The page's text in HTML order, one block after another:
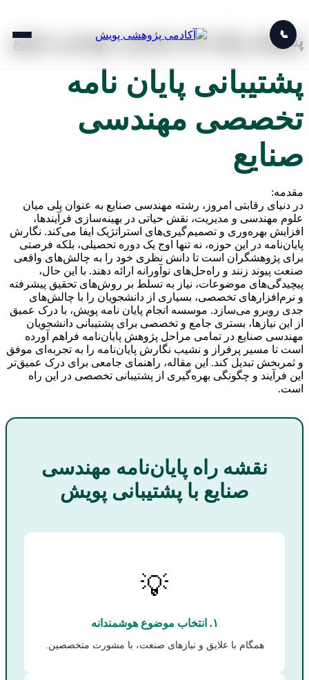
📞
پشتیبانی پایان نامه تخصصی مهندسی صنایع
پشتیبانی پایان نامه
تخصصی مهندسی
صنایع
مقدمه:
در دنیای رقابتی امروز، رشته مهندسی صنایع به عنوان پلی میان
علوم مهندسی و مدیریت، نقش حیاتی در بهینه‌سازی فرآیندها،
افزایش بهره‌وری و تصمیم‌گیری‌های استراتژیک ایفا می‌کند. نگارش
پایان‌نامه در این حوزه، نه تنها اوج یک دوره تحصیلی، بلکه فرصتی
برای پژوهشگران است تا دانش نظری خود را به چالش‌های واقعی
صنعت پیوند زنند و راه‌حل‌های نوآورانه ارائه دهند. با این حال،
پیچیدگی‌های موضوعات، نیاز به تسلط بر روش‌های تحقیق پیشرفته
و نرم‌افزارهای تخصصی، بسیاری از دانشجویان را با چالش‌های
جدی روبرو می‌سازد. موسسه انجام پایان نامه پویش، با درک عمیق
از این نیازها، بستری جامع و تخصصی برای پشتیبانی دانشجویان
مهندسی صنایع در تمامی مراحل پژوهش پایان‌نامه فراهم آورده
است تا مسیر پرفراز و نشیب نگارش پایان‌نامه را به تجربه‌ای موفق
و ثمربخش تبدیل کند. این مقاله، راهنمای جامعی برای درک عمیق‌تر
این فرآیند و چگونگی بهره‌گیری از پشتیبانی تخصصی در این راه
است.
نقشه راه پایان‌نامه مهندسی
صنایع با پشتیبانی پویش
💡
۱. انتخاب موضوع هوشمندانه
همگام با علایق و نیازهای صنعت، با مشورت متخصصین.